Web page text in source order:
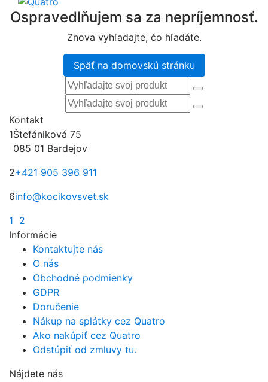
Ospravedlňujem sa za nepríjemnosť.
Znova vyhľadajte, čo hľadáte.
Späť na domovskú stránku
Kontakt
1Štefániková 75
085 01 Bardejov
2+421 905 396 911
6info@kocikovsvet.sk
1 2
Informácie
Kontaktujte nás
O nás
Obchodné podmienky
GDPR
Doručenie
Nákup na splátky cez Quatro
Ako nakúpiť cez Quatro
Odstúpiť od zmluvy tu.
Nájdete nás